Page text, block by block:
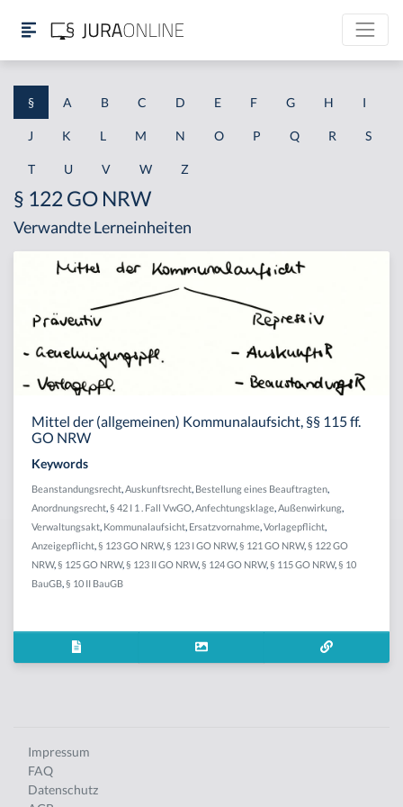
§ A B C D E F G H I
J K L M N O P Q R S
T U V W Z
§ 122 GO NRW
Verwandte Lerneinheiten
Mittel der (allgemeinen) Kommunalaufsicht, §§ 115 ff.
GO NRW
Keywords
Beanstandungsrecht Auskunftsrecht Bestellung eines Beauftragten
Anordnungsrecht § 42 I 1 . Fall VwGO Anfechtungsklage Außenwirkung
Verwaltungsakt Kommunalaufsicht Ersatzvornahme Vorlagepflicht
Anzeigepflicht § 123 GO NRW, § 123 I GO NRW, § 121 GO NRW, § 122 GO
NRW, § 125 GO NRW, § 123 II GO NRW, § 124 GO NRW, § 115 GO NRW, § 10
BauGB § 10 II BauGB
Impressum
FAQ
Datenschutz